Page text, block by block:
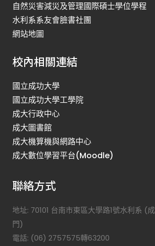
自然災害減災及管理國際碩士學位學程
水利系系友會臉書社團
網站地圖
校內相關連結
國立成功大學
國立成功大學工學院
成大行政中心
成大圖書館
成大機算機與網路中心
成大數位學習平台(Moodle)
聯絡方式
地址: 70101 台南市東區大學路1號水利系 (
門)
電話: (06) 2757575轉63200